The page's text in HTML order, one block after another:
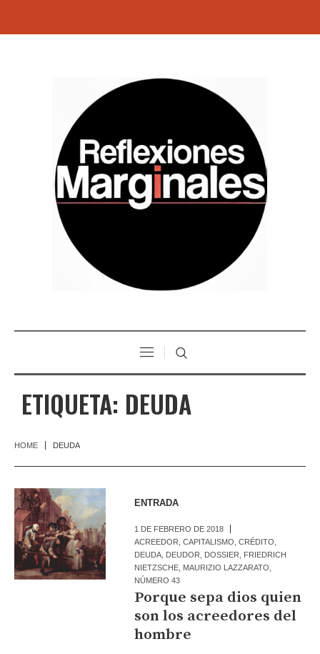
ETIQUETA: DEUDA
HOME DEUDA
ENTRADA
1 DE FEBRERO DE 2018
ACREEDOR ,CAPITALISMO ,CRÉDITO
DEUDA DEUDOR DOSSIER
FRIEDRICH
NIETZSCHE MAURIZIO LAZZARATO
NÚMERO 43
Porque sepa dios quien
son los acreedores del
hombre